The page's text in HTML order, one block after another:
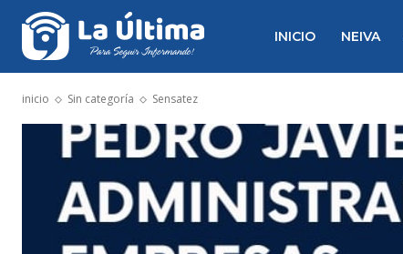
INICIO NEIVA
inicio Sin categoría Sensatez